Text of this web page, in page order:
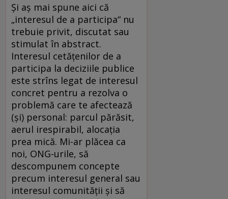
Şi aş mai spune aici că
„interesul de a participa“ nu
trebuie privit, discutat sau
stimulat în abstract.
Interesul cetăţenilor de a
participa la deciziile publice
este strîns legat de interesul
concret pentru a rezolva o
problemă care te afectează
(şi) personal: parcul părăsit,
aerul irespirabil, alocaţia
prea mică. Mi-ar plăcea ca
noi, ONG-urile, să
descompunem concepte
precum interesul general sau
interesul comunităţii şi să